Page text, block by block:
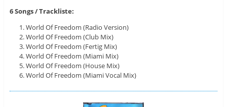
6 Songs / Trackliste:
World Of Freedom (Radio Version)
World Of Freedom (Club Mix)
World Of Freedom (Fertig Mix)
World Of Freedom (Miami Mix)
World Of Freedom (House Mix)
World Of Freedom (Miami Vocal Mix)